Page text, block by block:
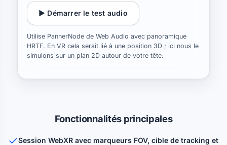
▶ Démarrer le test audio
Utilise PannerNode de Web Audio avec panoramique
HRTF. En VR cela serait lié à une position 3D ; ici nous le
simulons sur un plan 2D autour de votre tête.
Fonctionnalités principales
Session WebXR avec marqueurs FOV, cible de tracking et